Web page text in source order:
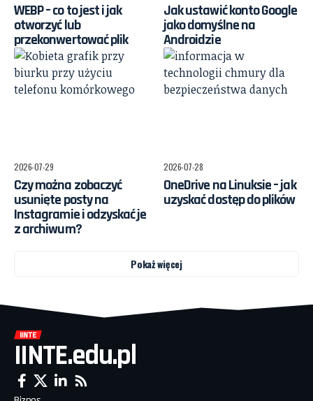
WEBP – co to jest i jak
otworzyć lub
przekonwertować plik
Jak ustawić konto Google
jako domyślne na
Androidzie
2026-07-29
Czy można zobaczyć
usunięte posty na
Instagramie i odzyskać je
z archiwum?
2026-07-28
OneDrive na Linuksie – jak
uzyskać dostęp do plików
Pokaż więcej
IINTE.edu.pl